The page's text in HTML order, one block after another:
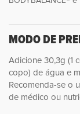
MODO DE
Adicione 30,3g (1
copo) de água e
Recomenda-se o
de médico ou